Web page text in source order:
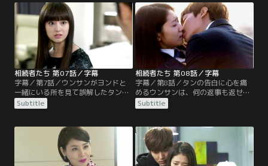
ンが連絡もなく韓国に戻ってきたと
いう事実に怒り心頭。そんな中、ウ
ンサンはキム会長の助けで帝国高校
に転校することになるが…。
ているのかと問い詰める。一方、タ
ンとヨンドは誰もいない教室でお互
いを睨んでいた…。
相続者たち 第07話／字幕
字幕／第7話／ウンサンがヨンドと
一緒にいる所を見て誤解したタン
は、会っていた理由について問いた
だす。そんな二人を見て、ウンサン
ルは、急に家族写真を撮ろうと母親
から言われヨンドの元へと向かう。
一方、キム・ウォンは自分を明るく
迎えるタンに冷たくあたる…。
Subtitle
相続者たち 第08話／字幕
字幕／第8話／タンの告白に心を痛
めるウンサンは、何の返事も返せず
にいた。ヨンドを殴ったタンは、父
親から注意を受ける。一方、ウンサ
ラヘルはタンがウンサンへ言った言
葉を聞いてしまう…。
Subtitle